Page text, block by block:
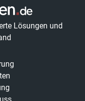
Lösungen und